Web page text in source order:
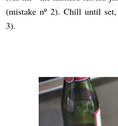
(mistake nº 2). Chill until
3).